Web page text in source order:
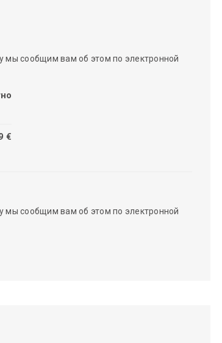
мы сообщим вам об этом по электронной
€
мы сообщим вам об этом по электронной